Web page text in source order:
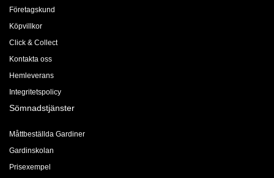
Företagskund
Köpvillkor
Click & Collect
Kontakta oss
Hemleverans
Integritetspolicy
Sömnadstjänster
Måttbeställda Gardiner
Gardinskolan
Prisexempel